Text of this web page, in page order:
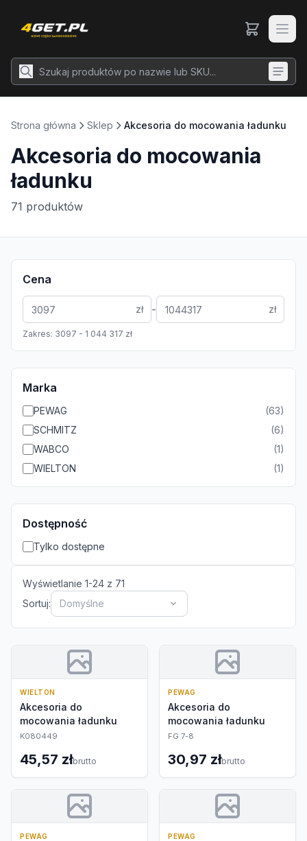
Strona główna Sklep Akcesoria do mocowania ładunku
Akcesoria do mocowania
ładunku
71 produktów
Cena
zł - zł
Zakres: 3097 - 1 044 317 zł
Marka
PEWAG (63)
SCHMITZ
(6)
WABCO
(1)
WIELTON
(1)
Dostępność
Tylko dostępne
Wyświetlanie 1-24 z 71
Sortuj:
Domyślne
WIELTON
Akcesoria do
mocowania ładunku
K080449
45,57 złbrutto
PEWAG
Akcesoria do
mocowania ładunku
FG 7-8
30,97 złbrutto
PEWAG PEWAG